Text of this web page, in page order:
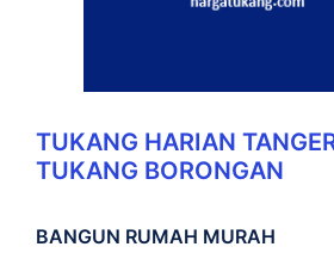
TUKANG HARIAN
TUKANG BORONGAN
BANGUN RUMAH MURAH